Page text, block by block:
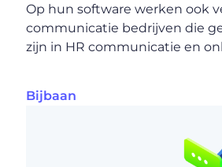
Op hun software werken ook
communicatie bedrijven die
zijn in HR communicatie en
Bijbaan